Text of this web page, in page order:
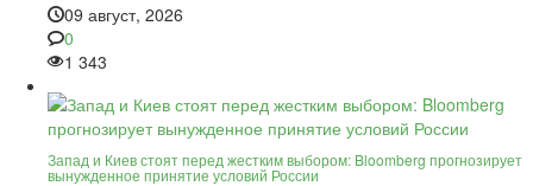
09 август, 2026
0
1 343
Запад и Киев стоят перед жестким выбором: Bloomberg прогнозирует
вынужденное принятие условий России